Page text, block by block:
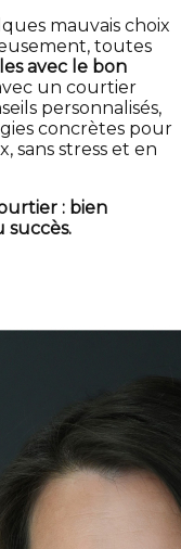
mauvais choix
toutes
avec le bon
un courtier
personnalisés,
concrètes pour
sans stress et en
: bien
succès.